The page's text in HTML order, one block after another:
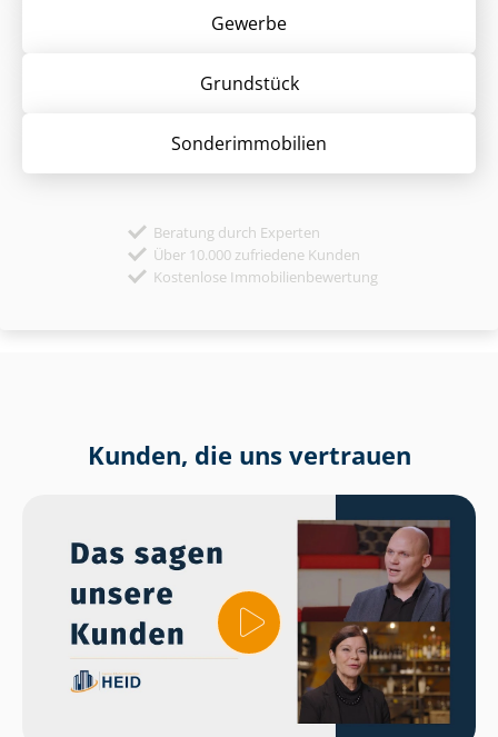
Gewerbe
Grund­stück
Sonder­immobilien
Beratung durch Experten
Über 10.000 zufriedene Kunden
Kostenlose Immobilienbewertung
Kunden, die uns vertrauen